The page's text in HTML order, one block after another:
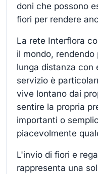
doni che possono
fiori per rendere
La rete Interflora
il mondo,
lunga distanza con
servizio è
vive lontano dai
sentire la propria
importanti o
piacevolmente
L'invio di fiori e
rappresenta una